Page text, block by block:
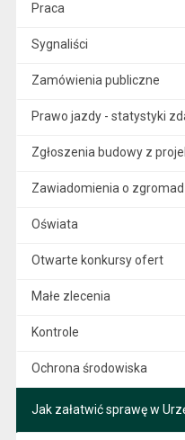
Praca
Sygnaliści
Zamówienia publiczne
Prawo jazdy - statystyki
Zgłoszenia budowy z
Zawiadomienia o
Oświata
Otwarte konkursy ofert
Małe zlecenia
Kontrole
Ochrona środowiska
Jak załatwić sprawę w